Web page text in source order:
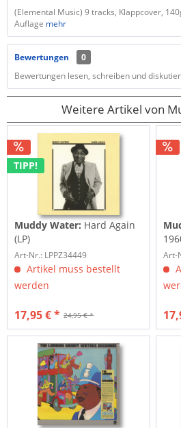
(Elemental Music) 9 tracks, Klappcover,
Auflage mehr
Bewertungen
0
Bewertungen lesen, schreiben und
Weitere Artikel von
TIPP!
Muddy Water: Hard Again
(LP)
Art-Nr.: LPPZ34449
Artikel muss bestellt
werden
24,95 € *
17,95 € *
Art-